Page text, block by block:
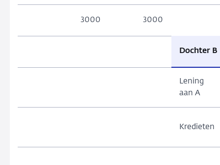
3000 3000
Dochter B
Lening
aan A
Kredieten